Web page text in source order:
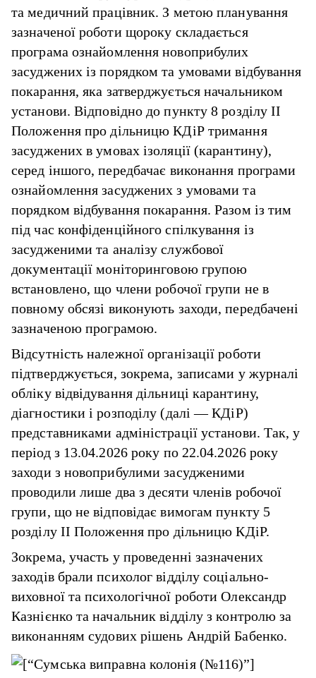
та медичний працівник. З метою планування
зазначеної роботи щороку складається
програма ознайомлення новоприбулих
засуджених із порядком та умовами відбування
покарання, яка затверджується начальником
установи. Відповідно до пункту 8 розділу II
Положення про дільницю КДіР тримання
засуджених в умовах ізоляції (карантину),
серед іншого, передбачає виконання програми
ознайомлення засуджених з умовами та
порядком відбування покарання. Разом із тим
під час конфіденційного спілкування із
засудженими та аналізу службової
документації моніторинговою групою
встановлено, що члени робочої групи не в
повному обсязі виконують заходи, передбачені
зазначеною програмою.
Відсутність належної організації роботи
підтверджується, зокрема, записами у журналі
обліку відвідування дільниці карантину,
діагностики і розподілу (далі — КДіР)
представниками адміністрації установи. Так, у
період з 13.04.2026 року по 22.04.2026 року
заходи з новоприбулими засудженими
проводили лише два з десяти членів робочої
групи, що не відповідає вимогам пункту 5
розділу II Положення про дільницю КДіР.
Зокрема, участь у проведенні зазначених
заходів брали психолог відділу соціально-
виховної та психологічної роботи Олександр
Казнієнко та начальник відділу з контролю за
виконанням судових рішень Андрій Бабенко.